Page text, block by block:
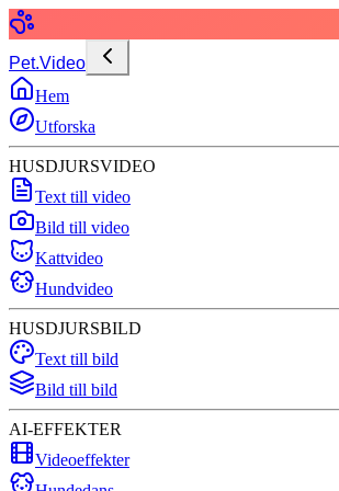
Pet.Video
Hem
Utforska
HUSDJURSVIDEO
Text till video
Bild till video
Kattvideo
Hundvideo
HUSDJURSBILD
Text till bild
Bild till bild
AI-EFFEKTER
Videoeffekter